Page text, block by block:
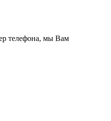
телефона, мы Вам